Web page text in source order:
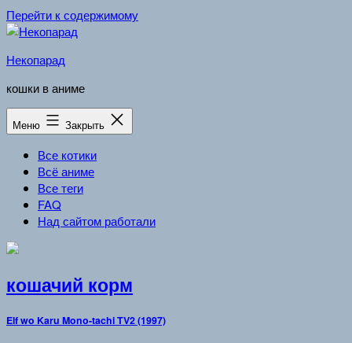
Перейти к содержимому
Некопарад
кошки в аниме
Меню Закрыть
Все котики
Всё аниме
Все теги
FAQ
Над сайтом работали
кошачий корм
Elf wo Karu Mono-tachi TV2 (1997)